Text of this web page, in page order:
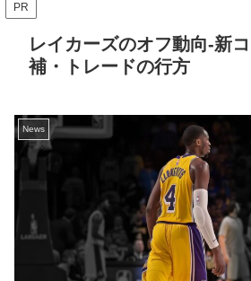
PR
レイカーズのオフ動向-新
補・トレードの行方
News